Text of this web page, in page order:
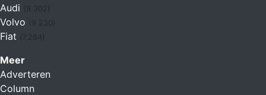
Audi
Volvo
Fiat (7.264)
Meer
Adverteren
Column